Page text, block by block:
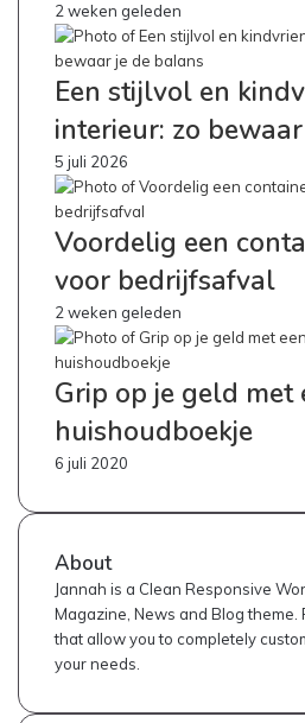
2 weken geleden
Een stijlvol en
interieur: zo
5 juli 2026
Voordelig een
voor bedrijfsafval
2 weken geleden
Grip op je geld met
huishoudboekje
6 juli 2020
About
Jannah is a Clean Responsive
Magazine, News and Blog
that allow you to completely
your needs.